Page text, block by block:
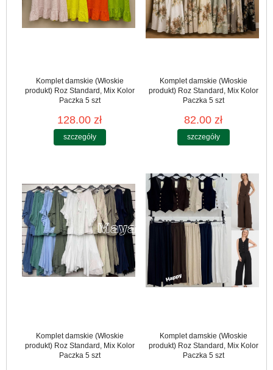
Komplet damskie (Włoskie
produkt) Roz Standard, Mix Kolor
Paczka 5 szt
128.00 zł
szczegóły
Komplet damskie (Włoskie
produkt) Roz Standard, Mix Kolor
Paczka 5 szt
82.00 zł
szczegóły
Komplet damskie (Włoskie
produkt) Roz Standard, Mix Kolor
Paczka 5 szt
Komplet damskie (Włoskie
produkt) Roz Standard, Mix Kolor
Paczka 5 szt